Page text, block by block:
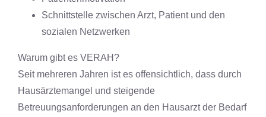
Schnittstelle zwischen Arzt, Patient und den
sozialen Netzwerken
Warum gibt es VERAH?
Seit mehreren Jahren ist es offensichtlich, dass durch
Hausärztemangel und steigende
Betreuungsanforderungen an den Hausarzt der Bedarf